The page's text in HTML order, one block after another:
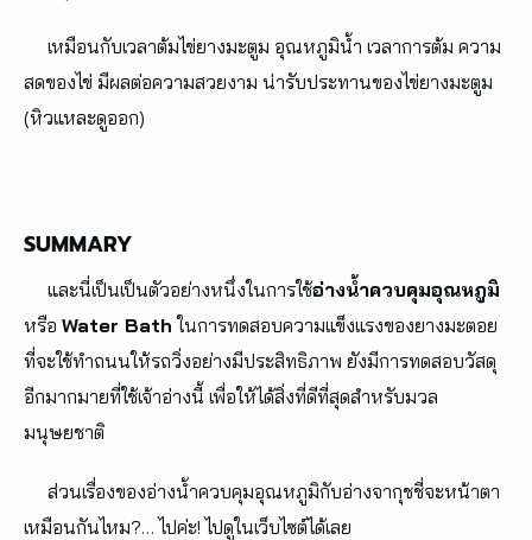
เหมือนกับเวลาต้มไข่ยางมะตูม อุณหภูมิน้ำ เวลาการต้ม ความ
สดของไข่ มีผลต่อความสวยงาม น่ารับประทานของไข่ยางมะตูม
(หิวแหละดูออก)
SUMMARY
และนี่เป็นเป็นตัวอย่างหนึ่งในการใช้อ่างน้ำควบคุมอุณหภูมิ
หรือ Water Bath ในการทดสอบความแข็งแรงของยางมะตอย
ที่จะใช้ทำถนนให้รถวิ่งอย่างมีประสิทธิภาพ ยังมีการทดสอบวัสดุ
อีกมากมายที่ใช้เจ้าอ่างนี้ เพื่อให้ได้สิ่งที่ดีที่สุดสำหรับมวล
มนุษยชาติ
ส่วนเรื่องของอ่างน้ำควบคุมอุณหภูมิกับอ่างจากุชชี่จะหน้าตา
เหมือนกันไหม?… ไปค่ะ! ไปดูในเว็บไซต์ได้เลย